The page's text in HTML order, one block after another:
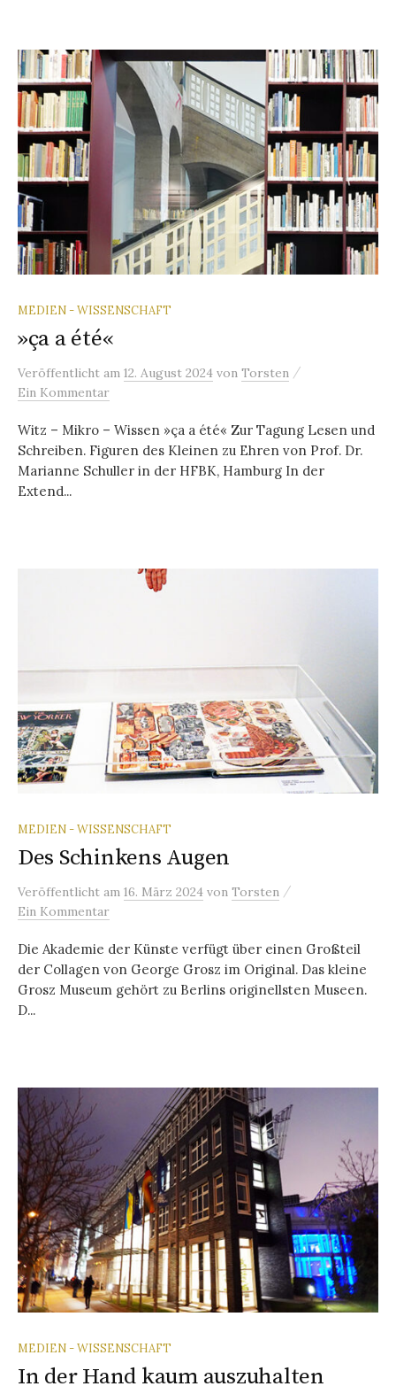
MEDIEN - WISSENSCHAFT
»ça a été«
Veröffentlicht am 12. August 2024 von Torsten /
Ein Kommentar
Witz – Mikro – Wissen »ça a été« Zur Tagung Lesen und
Schreiben. Figuren des Kleinen zu Ehren von Prof. Dr.
Marianne Schuller in der HFBK, Hamburg In der
Extend...
MEDIEN - WISSENSCHAFT
Des Schinkens Augen
Veröffentlicht am 16. März 2024 von Torsten /
Ein Kommentar
Die Akademie der Künste verfügt über einen Großteil
der Collagen von George Grosz im Original. Das kleine
Grosz Museum gehört zu Berlins originellsten Museen.
D...
MEDIEN - WISSENSCHAFT
In der Hand kaum auszuhalten